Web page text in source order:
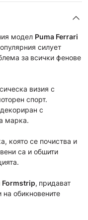
модел Puma Ferrari
силует
за всички фенове
визия с
спорт.
с
марка.
която се почиства и
са и обшити
Formstrip, придават
на обикновените